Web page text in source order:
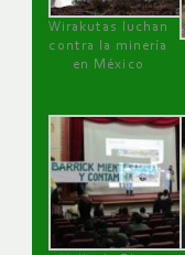
Wirakutas luchan
contra la minería
en México